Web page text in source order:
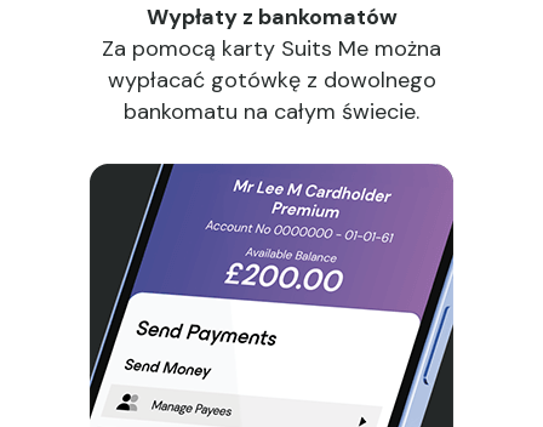
Wypłaty z bankomatów
Za pomocą karty Suits Me można
wypłacać gotówkę z dowolnego
bankomatu na całym świecie.